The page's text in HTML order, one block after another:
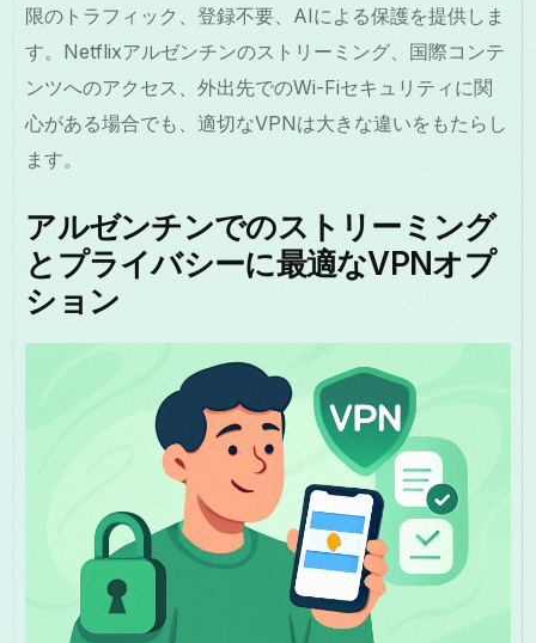
限のトラフィック、登録不要、AIによる保護を提供しま
す。Netflixアルゼンチンのストリーミング、国際コンテ
ンツへのアクセス、外出先でのWi-Fiセキュリティに関
心がある場合でも、適切なVPNは大きな違いをもたらし
ます。
アルゼンチンでのストリーミング
とプライバシーに最適なVPNオプ
ション